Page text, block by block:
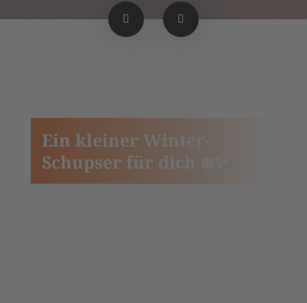
Ein kleiner Winter-
Schupser für dich ❄️✨